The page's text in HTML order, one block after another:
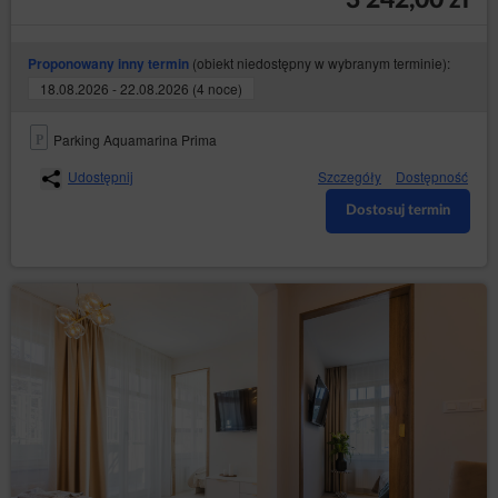
Gościa/Użytkownika Serwisu i wykorzystywane mogą
Pliki cookies mogą być wykorzystane przez sieci
reklamowe, w szczególności sieć Google, do
mogą zachować informację o ścieżce nawigacji
stronie.
Zalecamy przeczytanie Gościowi/Użytkownikowi
polityki ochrony prywatności tych firm, aby poznać
Pliki cookie mogą być wykorzystane przez sieci
jaki Gość/ Użytkownik korzysta z Serwisu. W tym celu
mogą zachować informację o ścieżce nawigacji
użytkownika lub czasie pozostawania na danej stronie.
W zakresie informacji o preferencjach Gościach/
Użytkownika gromadzonych przez sieć reklamową
Google, Gość/Użytkownik może przeglądać i edytować
Proponowany inny termin (obiekt niedostępny w wybranym terminie):
18.08.2026 - 22.08.2026 (4 noce)
Parking Aquamarina Prima
Udostępnij
Szczegóły Dostępność
Dostosuj termin